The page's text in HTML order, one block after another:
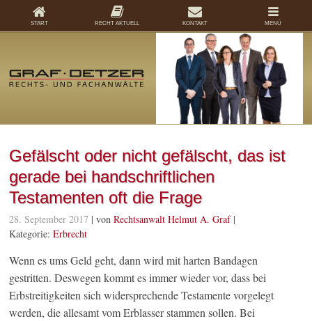
Gefälscht oder nicht gefälscht, das ist
gerade bei handschriftlichen
Testamenten oft die Frage
28. September 2017 | vonRechtsanwalt Helmut A. Graf|
Kategorie:Erbrecht
Wenn es ums Geld geht, dann wird mit harten Bandagen
gestritten. Deswegen kommt es immer wieder vor, dass bei
Erbstreitigkeiten sich widersprechende Testamente vorgelegt
werden, die allesamt vom Erblasser stammen sollen. Bei
START RECHT AKTUELL KONTAKT MENÜ